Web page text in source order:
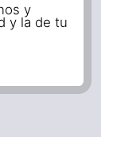
y
y la de tu